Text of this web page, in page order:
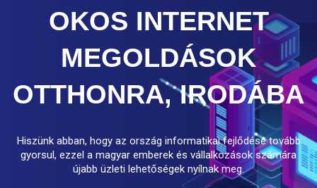
OKOS INTERNET
MEGOLDÁSOK
OTTHONRA, IRODÁBA
Hiszünk abban, hogy az ország informatikai fejlődése tovább
gyorsul, ezzel a magyar emberek és vállalkozások számára
újabb üzleti lehetőségek nyílnak meg.